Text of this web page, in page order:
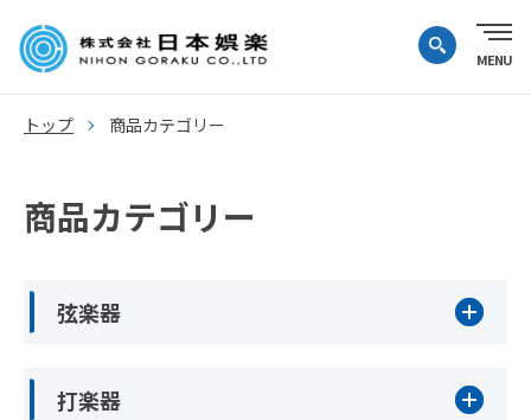
トップ 商品カテゴリー
商品カテゴリー
弦楽器
打楽器